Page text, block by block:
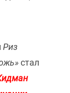
Риз
стал